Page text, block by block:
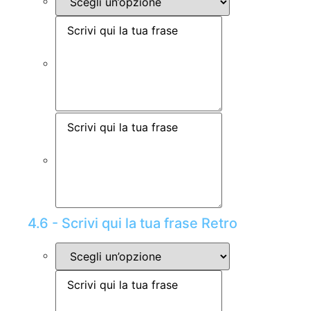
4.6 - Scrivi qui la tua frase Retro